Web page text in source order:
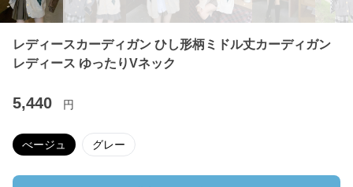
レディースカーディガン ひし形柄ミドル丈カーディガン
レディース ゆったりVネック
5,440 円
べージュ グレー